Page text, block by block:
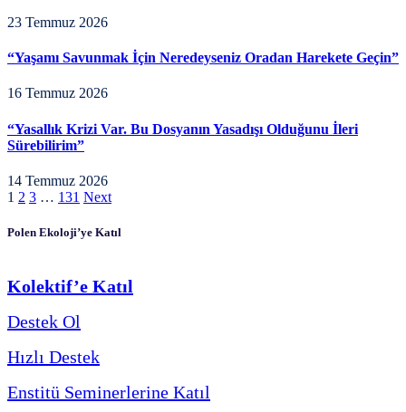
23 Temmuz 2026
“Yaşamı Savunmak İçin Neredeyseniz Oradan Harekete Geçin”
16 Temmuz 2026
“Yasallık Krizi Var. Bu Dosyanın Yasadışı Olduğunu İleri
Sürebilirim”
14 Temmuz 2026
1 2 3 … 131 Next
Polen Ekoloji’ye Katıl
Kolektif’e Katıl
Destek Ol
Hızlı Destek
Enstitü Seminerlerine Katıl